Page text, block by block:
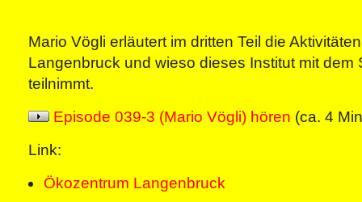
Mario Vögli erläutert im dritten Teil die
Langenbruck und wieso dieses Institut mit dem
teilnimmt.
Episode 039-3 (Mario Vögli) hören (ca. 4
Link:
Ökozentrum Langenbruck